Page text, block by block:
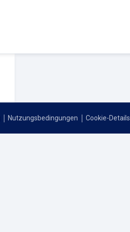
Nutzungsbedingungen Cookie-Details